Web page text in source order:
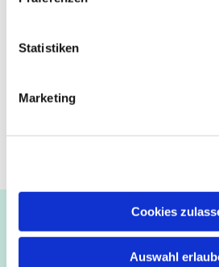
Statistiken
Marketing
Cookies
Auswahl
Ev.-luth. Kirchengemeinde
Bastfelder Weg 30 - 33098
05251/5002-32 und 5002-33